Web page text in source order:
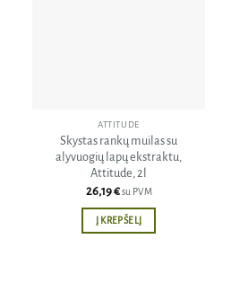
ATTITUDE
Skystas rankų muilas su
alyvuogių lapų ekstraktu,
Attitude, 2l
26,19€ su PVM
Į KREPŠELĮ